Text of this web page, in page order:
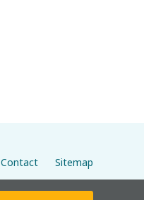
Contact Sitemap